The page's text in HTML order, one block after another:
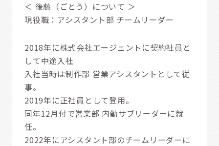
＜ 後藤（ごとう）について ＞
現役職：アシスタント部 チームリーダー
2018年に株式会社エージェントに契約社員と
して中途入社
入社当時は制作部 営業アシスタントとして従
事。
2019年に正社員として登用。
同年12月付で営業部 内勤サブリーダーに就
任。
2022年にアシスタント部のチームリーダーに